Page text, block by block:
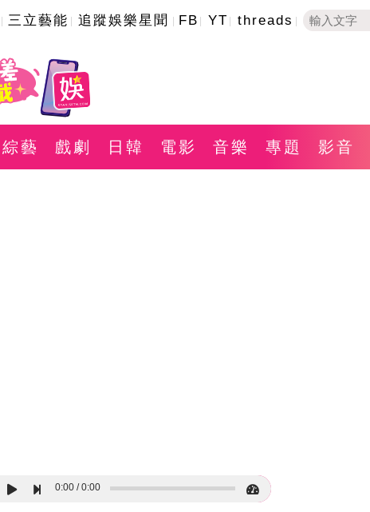
三立藝能 追蹤娛樂星聞 FB YT threads
綜藝 戲劇 日韓 電影 音樂 專題 影音
0:00 0:00